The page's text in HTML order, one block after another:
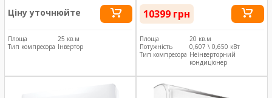
Ціну уточнюйте
Площа
25 кв.м
Тип компресора Інвертор
10399 грн
Площа
20 кв.м
Потужність
0,607 \ 0,650 кВт
Тип компресора Неінверторний
кондиціонер